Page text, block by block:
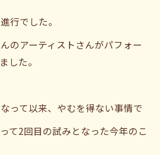
行でした。
のアーティストさんがパフォー
した。
って以来、やむを得ない事情で
て2回目の試みとなった今年のこ